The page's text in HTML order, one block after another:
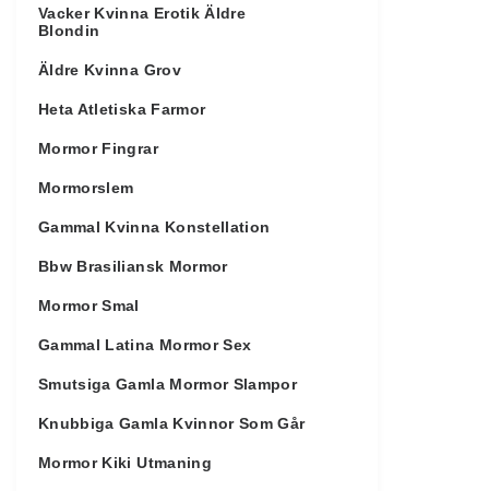
Vacker Kvinna Erotik Äldre
Blondin
Äldre Kvinna Grov
Heta Atletiska Farmor
Mormor Fingrar
Mormorslem
Gammal Kvinna Konstellation
Bbw Brasiliansk Mormor
Mormor Smal
Gammal Latina Mormor Sex
Smutsiga Gamla Mormor Slampor
Knubbiga Gamla Kvinnor Som Går
Mormor Kiki Utmaning